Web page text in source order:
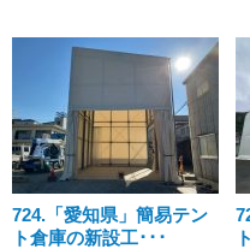
724.「愛知県」簡易テン
ト倉庫の新設工･･･